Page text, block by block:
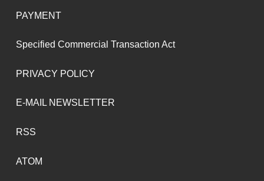
PAYMENT
Specified Commercial Transaction Act
PRIVACY POLICY
E-MAIL NEWSLETTER
RSS
ATOM